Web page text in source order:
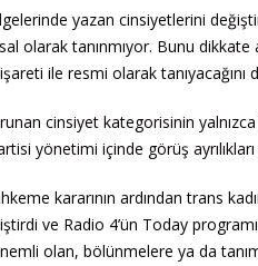
yazan cinsiyetlerini
olarak tanınmıyor. Bunu
ile resmi olarak tanıyacağını
cinsiyet kategorisinin
yönetimi içinde görüş ayrılıkları
kararının ardından trans
ve Radio 4’ün Today
olan, bölünmelere ya da